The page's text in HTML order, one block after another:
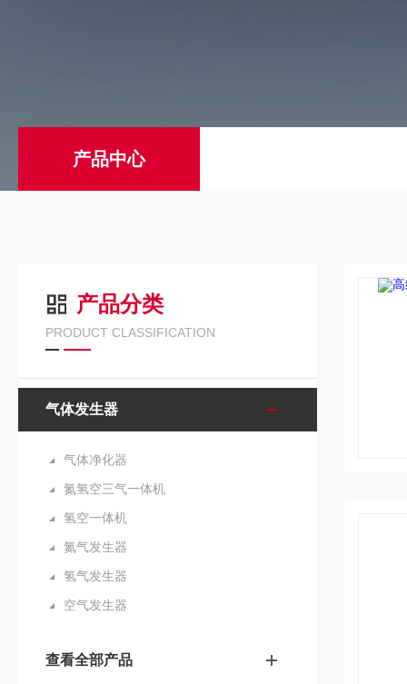
产品中心
产品分类
PRODUCT CLASSIFICATION
气体发生器
气体净化器
氮氢空三气一体机
氢空一体机
氮气发生器
氢气发生器
空气发生器
查看全部产品